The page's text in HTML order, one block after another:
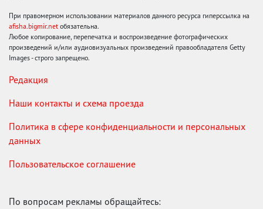
При правомерном использовании материалов данного ресурса гиперссылка на
afisha.bigmir.net обязательна.
Любое копирование, перепечатка и воспроизведение фотографических
произведений и/или аудиовизуальных произведений правообладателя Getty
Images - строго запрещено.
Редакция
Наши контакты и схема проезда
Политика в сфере конфиденциальности и персональных
данных
Пользовательское соглашение
По вопросам рекламы обращайтесь: